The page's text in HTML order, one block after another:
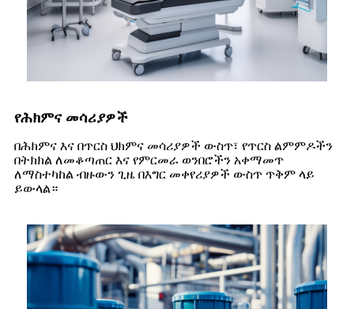
የሕክምና መሳሪያዎች
በሕክምና እና በጥርስ ህክምና መሳሪያዎች ውስጥ፣ የጥርስ ልምምዶችን
በትክክል ለመቆጣጠር እና የምርመራ ወንበሮችን አቀማመጥ
ለማስተካከል ብዙውን ጊዜ በእግር መቀየሪያዎች ውስጥ ጥቅም ላይ
ይውላል።